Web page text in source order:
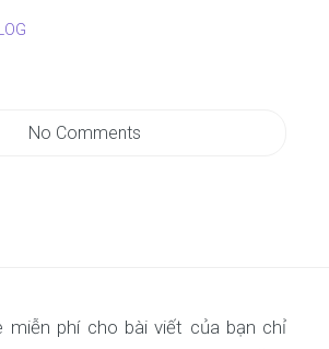
No Comments
miễn phí cho bài viết của bạn chỉ